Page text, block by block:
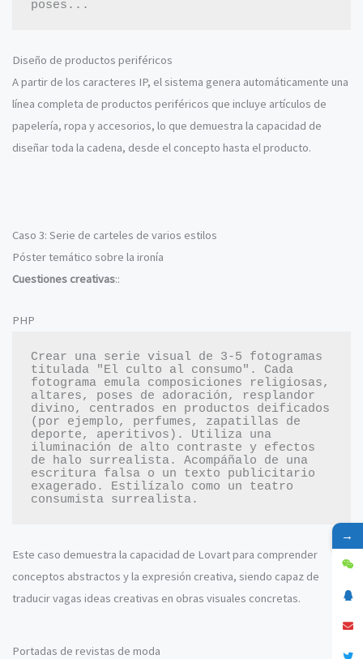
Diseño de productos periféricos
A partir de los caracteres IP, el sistema genera automáticamente una
línea completa de productos periféricos que incluye artículos de
papelería, ropa y accesorios, lo que demuestra la capacidad de
diseñar toda la cadena, desde el concepto hasta el producto.
Caso 3: Serie de carteles de varios estilos
Póster temático sobre la ironía
Cuestiones creativas::
PHP
Crear una serie visual de 3-5 fotogramas
titulada "El culto al consumo". Cada
fotograma emula composiciones religiosas,
altares, poses de adoración, resplandor
divino, centrados en productos deificados
(por ejemplo, perfumes, zapatillas de
deporte, aperitivos). Utiliza una
iluminación de alto contraste y efectos
de halo surrealista. Acompáñalo de una
escritura falsa o un texto publicitario
exagerado. Estilízalo como un teatro
Este caso demuestra la capacidad de Lovart para comprender
conceptos abstractos y la expresión creativa, siendo capaz de
traducir vagas ideas creativas en obras visuales concretas.
Portadas de revistas de moda
→